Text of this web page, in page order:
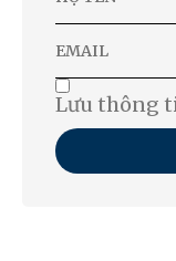
Lưu thông